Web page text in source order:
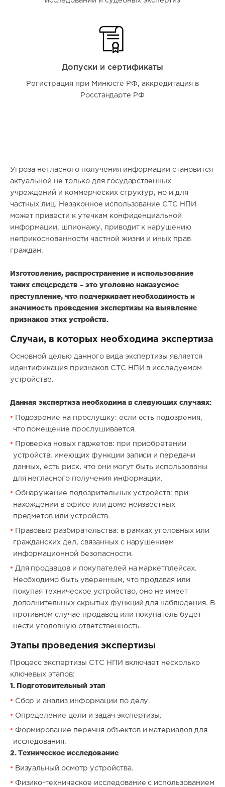
Допуски и сертификаты
Регистрация при Минюсте РФ, аккредитация в
Росстандарте РФ
Угроза негласного получения информации становится
актуальной не только для государственных
учреждений и коммерческих структур, но и для
частных лиц. Незаконное использование СТС НПИ
может привести к утечкам конфиденциальной
информации, шпионажу, приводит к нарушению
неприкосновенности частной жизни и иных прав
граждан.
Изготовление, распространение и использование
таких спецсредств – это уголовно наказуемое
преступление, что подчеркивает необходимость и
значимость проведения экспертизы на выявление
признаков этих устройств.
Случаи, в которых необходима экспертиза
Основной целью данного вида экспертизы является
идентификация признаков СТС НПИ в исследуемом
устройстве.
Данная экспертиза необходима в следующих случаях:
Подозрение на прослушку: если есть подозрения,
что помещение прослушивается.
Проверка новых гаджетов: при приобретении
устройств, имеющих функции записи и передачи
данных, есть риск, что они могут быть использованы
для негласного получения информации.
Обнаружение подозрительных устройств: при
нахождении в офисе или доме неизвестных
предметов или устройств.
Правовые разбирательства: в рамках уголовных или
гражданских дел, связанных с нарушением
информационной безопасности.
Для продавцов и покупателей на маркетплейсах.
Необходимо быть уверенным, что продавая или
покупая техническое устройство, оно не имеет
дополнительных скрытых функций для наблюдения. В
противном случае продавец или покупатель будет
нести уголовную ответственность.
Этапы проведения экспертизы
Процесс экспертизы СТС НПИ включает несколько
ключевых этапов:
1. Подготовительный этап
Сбор и анализ информации по делу.
Определение цели и задач экспертизы.
Формирование перечня объектов и материалов для
исследования.
2. Техническое исследование
Визуальный осмотр устройства.
Физико-техническое исследование с использованием